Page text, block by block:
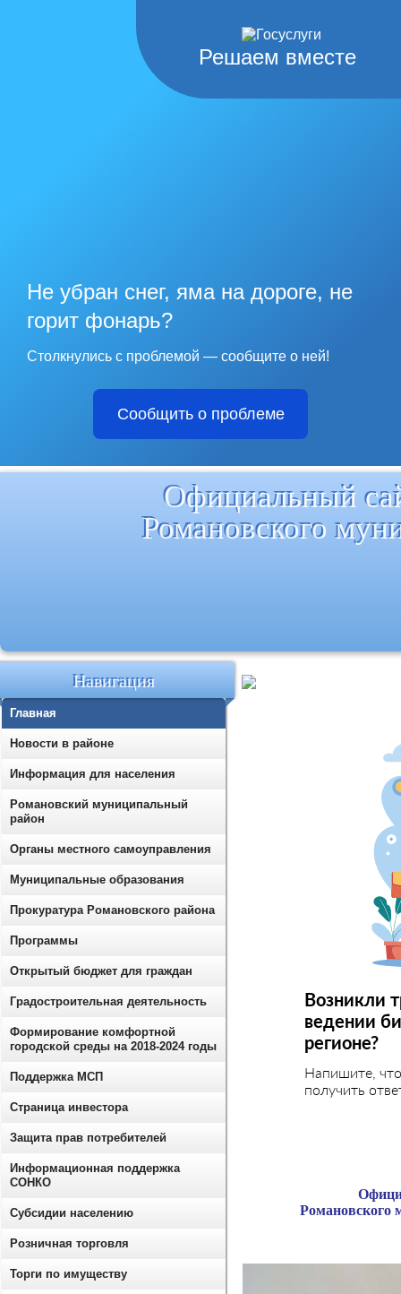
Решаем вместе
Не убран снег, яма на дороге, не
горит фонарь?
Столкнулись с проблемой — сообщите о ней!
Сообщить о проблеме
Официальный
Романовского
Возникли
ведении
регионе?
Напишите,
получить
Романовского
Навигация
Главная
Новости в районе
Информация для населения
Романовский муниципальный
район
Органы местного самоуправления
Муниципальные образования
Прокуратура Романовского района
Программы
Открытый бюджет для граждан
Градостроительная деятельность
Формирование комфортной
городской среды на 2018-2024 годы
Поддержка МСП
Страница инвестора
Защита прав потребителей
Информационная поддержка
СОНКО
Субсидии населению
Розничная торговля
Торги по имуществу